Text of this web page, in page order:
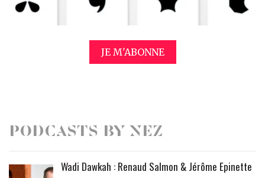
JE M'ABONNE
Podcasts by Nez
Wadi Dawkah : Renaud Salmon & Jérôme Epinette